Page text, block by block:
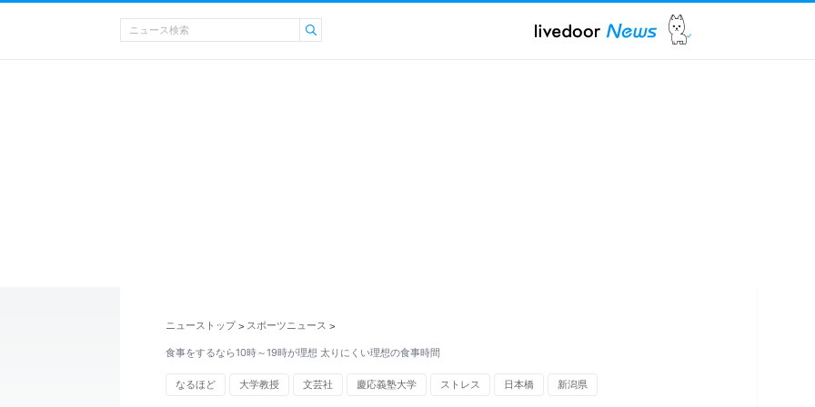
ニューストップ > スポーツニュース >
食事をするなら10時～19時が理想 太りにくい理想の食事時間
なるほど 大学教授 文芸社 慶応義塾大学 ストレス 日本橋 新潟県